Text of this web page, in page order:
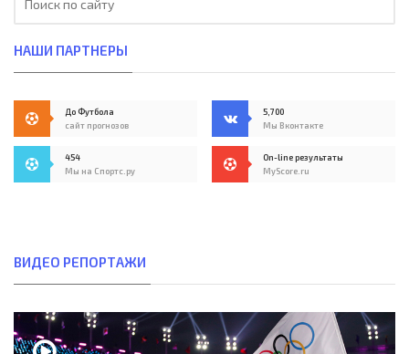
НАШИ ПАРТНЕРЫ
До Футбола
сайт прогнозов
5,700
Мы Вконтакте
454
Мы на Спортс.ру
On-line результаты
MyScore.ru
ВИДЕО РЕПОРТАЖИ